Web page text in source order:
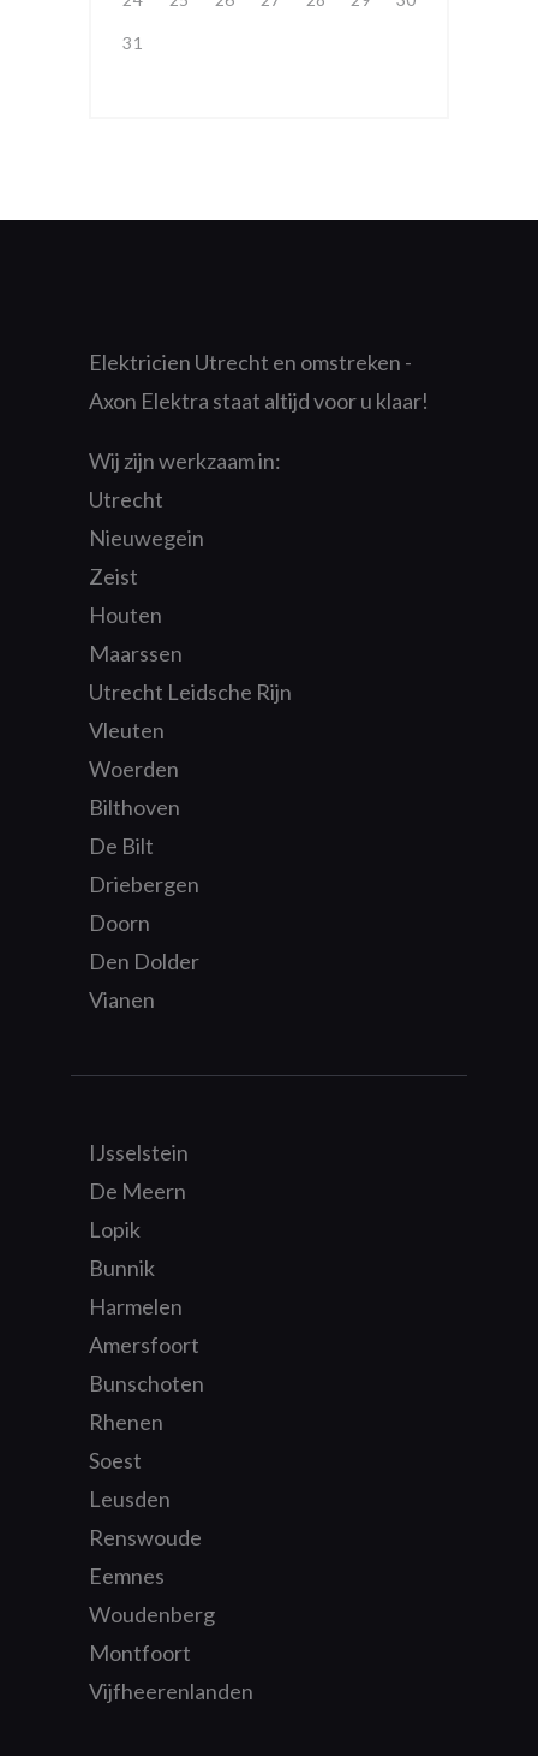
31
Elektricien Utrecht en omstreken -
Axon Elektra staat altijd voor u klaar!
Wij zijn werkzaam in:
Utrecht
Nieuwegein
Zeist
Houten
Maarssen
Utrecht Leidsche Rijn
Vleuten
Woerden
Bilthoven
De Bilt
Driebergen
Doorn
Den Dolder
Vianen
IJsselstein
De Meern
Lopik
Bunnik
Harmelen
Amersfoort
Bunschoten
Rhenen
Soest
Leusden
Renswoude
Eemnes
Woudenberg
Montfoort
Vijfheerenlanden